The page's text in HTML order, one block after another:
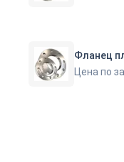
Цена по